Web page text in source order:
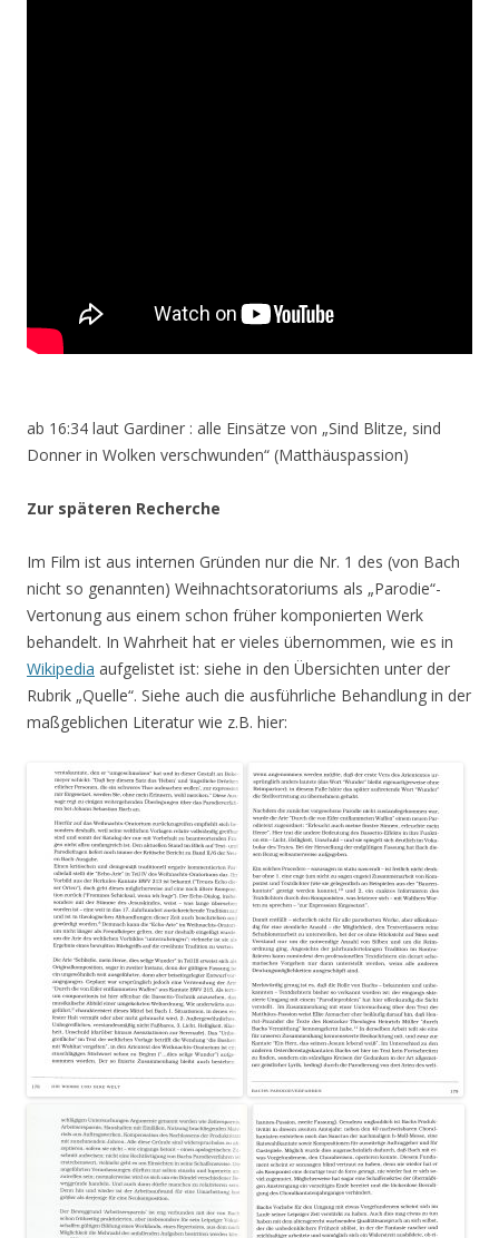
ab 16:34 laut Gardiner : alle Einsätze von „Sind Blitze, sind
Donner in Wolken verschwunden“ (Matthäuspassion)
Zur späteren Recherche
Im Film ist aus internen Gründen nur die Nr. 1 des (von Bach
nicht so genannten) Weihnachtsoratoriums als „Parodie“-
Vertonung aus einem schon früher komponierten Werk
behandelt. In Wahrheit hat er vieles übernommen, wie es in
Wikipedia aufgelistet ist: siehe in den Übersichten unter der
Rubrik „Quelle“. Siehe auch die ausführliche Behandlung in der
maßgeblichen Literatur wie z.B. hier: